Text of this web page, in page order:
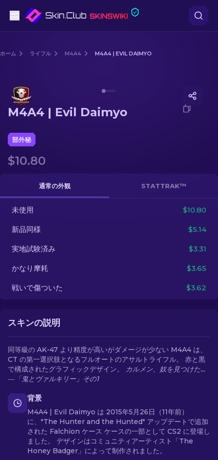
ライフル
スナイパーライフル
ナイフ
グローブ
ケース
その他
ホーム ライフル M4A4 M4A4 | EVIL DAIMYO
M4A4 | Evil Daimyo
部外秘
$10.80
通常の外観 STATTRAK™
未使用 $10.80
新品同様 $5.14
実地試験済み $3.31
かなり摩耗 $3.65
戦いで傷ついた $3.62
スキンの説明
同等級の AK-47 より精度が高いがダメージが少ない M4A4 は、
CT の第一選択肢となるフルオートのアサルトライフル。 赤と黒
で構成されたグラフィックデザイン。
カルメン、奴を見つけた...
―「鬼とヴァルキリー」その1
背景
M4A4 | Evil Daimyo は 2015年5月26日（11年前）
に、"The Hunter and the Hunted" アップデートで追加
された Falchion ケース ケースの一部として CS2 に登場し
ました。 デザインはコミュニティアーティスト「The
Honey Badger」によって制作されました。